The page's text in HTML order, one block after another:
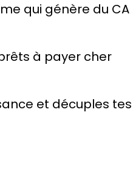
qui génère du CA
à payer cher
et décuples tes